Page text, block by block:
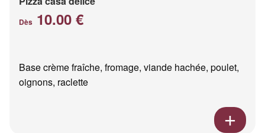
Dès 10.00 €
Base crème fraîche, fromage, viande hachée, poulet,
oignons, raclette